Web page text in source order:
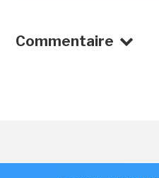
Commentaire